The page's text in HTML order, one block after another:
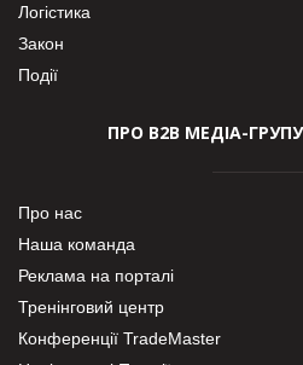
Логістика
Закон
Події
ПРО В2В МЕДІА-ГРУПУ
Про нас
Наша команда
Реклама на порталі
Тренінговий центр
Конференції TradeMaster